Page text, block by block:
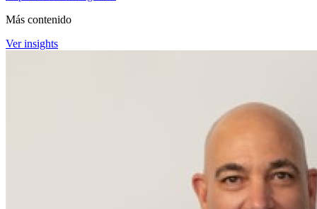
Más contenido
Ver insights